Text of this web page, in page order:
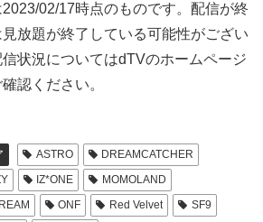
02/17時点のものです。配信が終
放題が終了している可能性がござい
状況についてはdTVのホームページ
認ください。
ASTRO
DREAMCATCHER
IZ*ONE
MOMOLAND
ONF Red Velvet
SF9